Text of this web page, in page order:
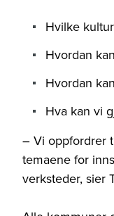
Hvilke
Hvordan
Hvordan
Hva kan vi
– Vi oppfordrer
temaene for
verksteder, sier